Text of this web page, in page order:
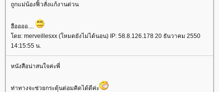
ถูกแม่น้องฟิ้วสั่งแก้งานด่วน
ฮืออออ....
ดย: merveillesxx (โหมดยังไม่ได้นอน) IP: 58.8.126.178 20 ธันวาคม 2550
14:15:55 น.
หนังสือน่าสนใจค่ะพี่
ท่าทางจะช่วยกระตุ้นต่อมคิดได้ดีค่ะ